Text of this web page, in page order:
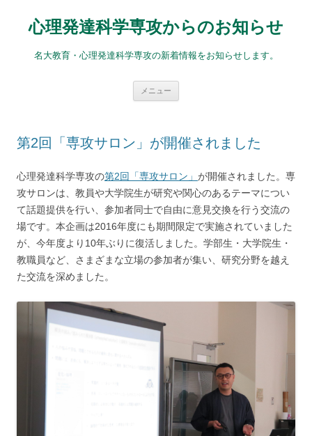
心理発達科学専攻からのお知らせ
名大教育・心理発達科学専攻の新着情報をお知らせします。
メニュー
第2回「専攻サロン」が開催されました
心理発達科学専攻の第2回「専攻サロン」 が開催されました。専
攻サロンは、教員や大学院生が研究や関心のあるテーマについ
て話題提供を行い、参加者同士で自由に意見交換を行う交流の
場です。本企画は2016年度にも期間限定で実施されていました
が、今年度より10年ぶりに復活しました。学部生・大学院生・
教職員など、さまざまな立場の参加者が集い、研究分野を越え
た交流を深めました。